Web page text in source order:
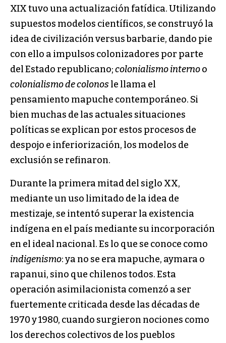
XIX tuvo una actualización fatídica. Utilizando
supuestos modelos científicos, se construyó la
idea de civilización versus barbarie, dando pie
con ello a impulsos colonizadores por parte
del Estado republicano;colonialismo internoo
colonialismo de colonos le llama el
pensamiento mapuche contemporáneo. Si
bien muchas de las actuales situaciones
políticas se explican por estos procesos de
despojo e inferiorización, los modelos de
exclusión se refinaron.
Durante la primera mitad del siglo XX,
mediante un uso limitado de la idea de
mestizaje, se intentó superar la existencia
indígena en el país mediante su incorporación
en el ideal nacional. Es lo que se conoce como
indigenismo: ya no se era mapuche, aymara o
rapanui, sino que chilenos todos. Esta
operación asimilacionista comenzó a ser
fuertemente criticada desde las décadas de
1970 y 1980, cuando surgieron nociones como
los derechos colectivos de los pueblos